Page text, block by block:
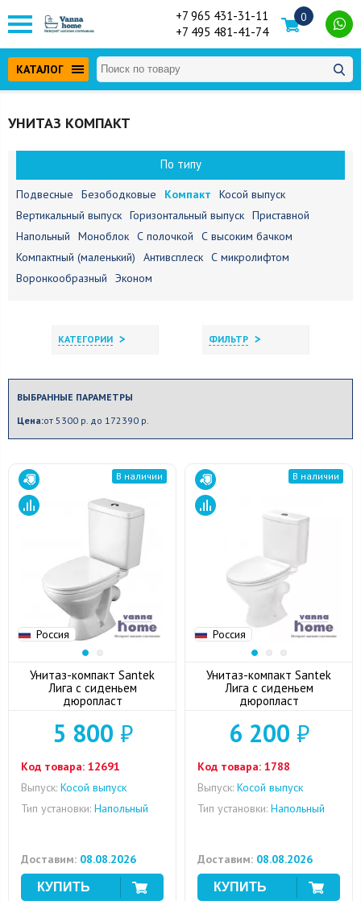
+7 965 431-31-11
+7 495 481-41-74
0
КАТАЛОГ
УНИТАЗ КОМПАКТ
По типу
Подвесные Безободковые Компакт
Косой выпуск
Вертикальный выпуск Горизонтальный выпуск Приставной
Напольный
Моноблок С полочкой
С высоким бачком
Компактный (маленький)
Антивсплеск С микролифтом
Воронкообразный
Эконом
КАТЕГОРИИ > ФИЛЬТР >
ВЫБРАННЫЕ ПАРАМЕТРЫ
Цена:от 5300 р. до 172390 р.
Россия
В наличии
Унитаз-компакт Santek
Лига с сиденьем
дюропласт
5 800 ₽
Код товара: 12691
Выпуск: Косой выпуск
Тип установки: Напольный
Доставим: 08.08.2026
Россия
В наличии
Унитаз-компакт Santek
Лига с сиденьем
дюропласт
6 200 ₽
Код товара: 1788
Выпуск: Косой выпуск
Тип установки: Напольный
Доставим: 08.08.2026